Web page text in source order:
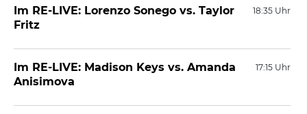
18:35 Uhr
Im RE-LIVE: Lorenzo Sonego vs. Taylor
Fritz
17:15 Uhr
Im RE-LIVE: Madison Keys vs. Amanda
Anisimova